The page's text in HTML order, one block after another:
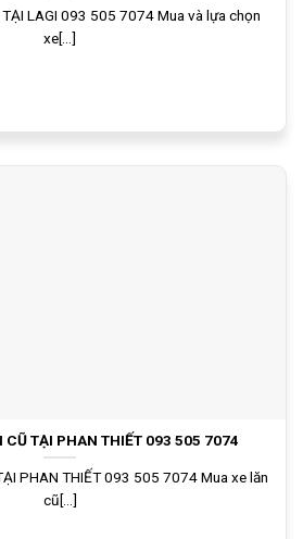
TẠI LAGI 093 505 7074 Mua và lựa chọn
xe[...]
CŨ TẠI PHAN THIẾT 093 505 7074
PHAN THIẾT 093 505 7074 Mua xe lăn
cũ[...]